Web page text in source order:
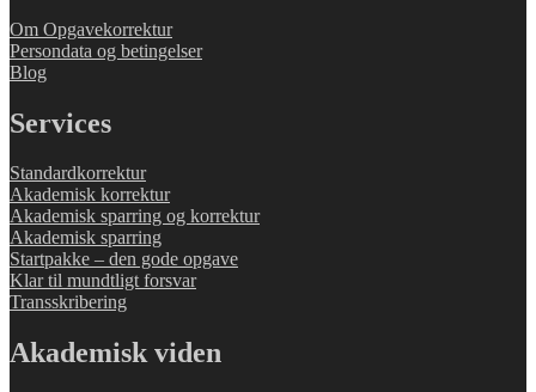
Om Opgavekorrektur
Persondata og betingelser
Blog
Services
Standardkorrektur
Akademisk korrektur
Akademisk sparring og korrektur
Akademisk sparring
Startpakke – den gode opgave
Klar til mundtligt forsvar
Transskribering
Akademisk viden